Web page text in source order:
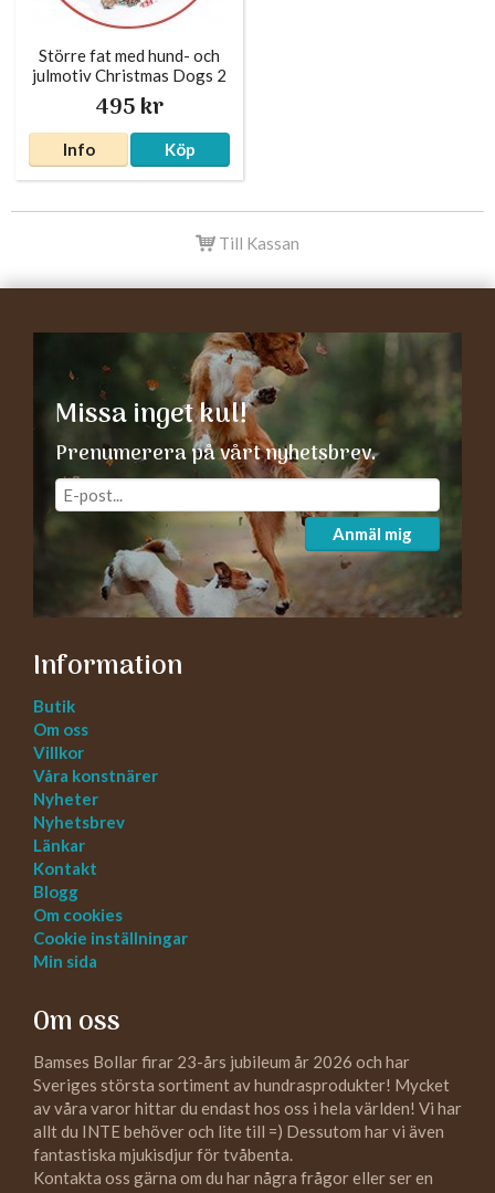
Större fat med hund- och
julmotiv Christmas Dogs 2
495 kr
Info Köp
Till Kassan
Missa inget kul!
Prenumerera på vårt nyhetsbrev.
Anmäl mig
Information
Butik
Om oss
Villkor
Våra konstnärer
Nyheter
Nyhetsbrev
Länkar
Kontakt
Blogg
Om cookies
Cookie inställningar
Min sida
Om oss
Bamses Bollar firar 23-års jubileum år 2026 och har
Sveriges största sortiment av hundrasprodukter! Mycket
av våra varor hittar du endast hos oss i hela världen! Vi har
allt du INTE behöver och lite till =) Dessutom har vi även
fantastiska mjukisdjur för tvåbenta.
Kontakta oss gärna om du har några frågor eller ser en